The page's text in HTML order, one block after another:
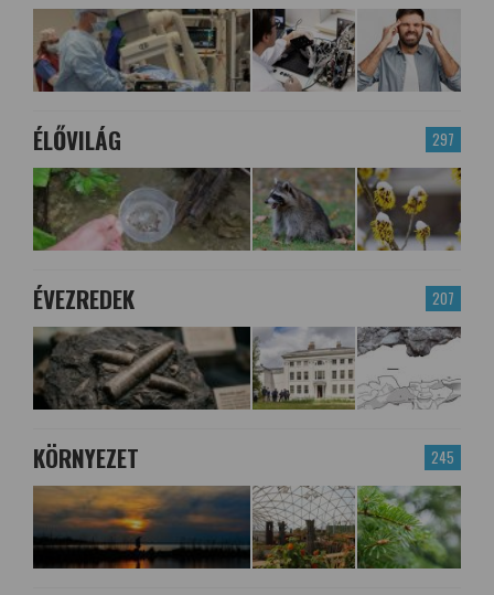
297
ÉLŐVILÁG
207
ÉVEZREDEK
245
KÖRNYEZET